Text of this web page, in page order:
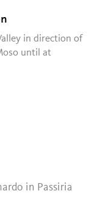
in direction of
until at
in Passiria